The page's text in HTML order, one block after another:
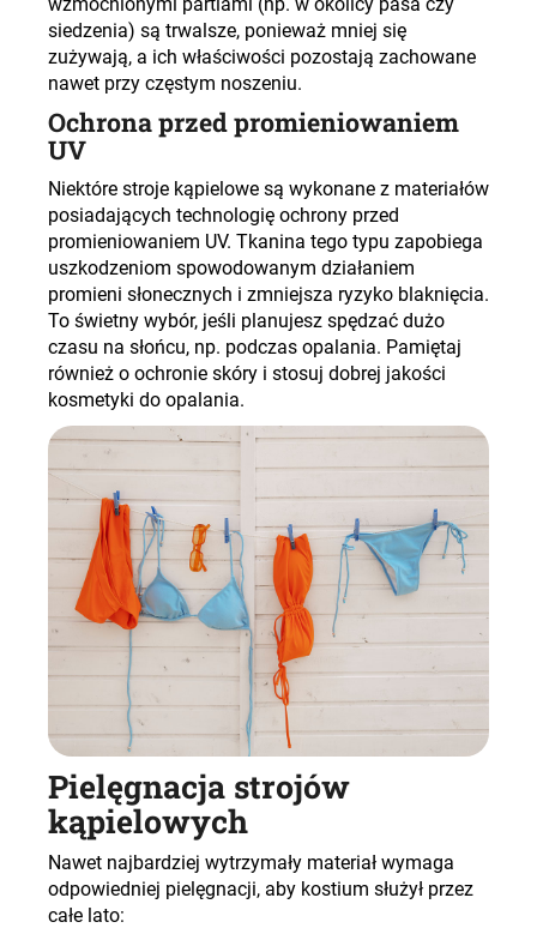
siedzenia) są trwalsze, ponieważ mniej się
zużywają, a ich właściwości pozostają zachowane
nawet przy częstym noszeniu.
Ochrona przed promieniowaniem
UV
Niektóre stroje kąpielowe są wykonane z materiałów
posiadających technologię ochrony przed
promieniowaniem UV. Tkanina tego typu zapobiega
uszkodzeniom spowodowanym działaniem
promieni słonecznych i zmniejsza ryzyko blaknięcia.
To świetny wybór, jeśli planujesz spędzać dużo
czasu na słońcu, np. podczas opalania. Pamiętaj
również o ochronie skóry i stosuj dobrej jakości
kosmetyki do opalania.
Pielęgnacja strojów
kąpielowych
Nawet najbardziej wytrzymały materiał wymaga
odpowiedniej pielęgnacji, aby kostium służył przez
całe lato: